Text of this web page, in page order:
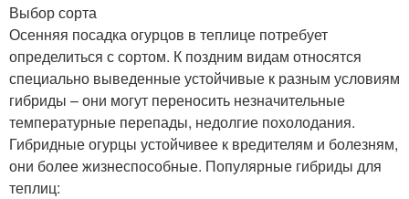
Выбор сорта
Осенняя посадка огурцов в теплице потребует
определиться с сортом. К поздним видам относятся
специально выведенные устойчивые к разным условиям
гибриды – они могут переносить незначительные
температурные перепады, недолгие похолодания.
Гибридные огурцы устойчивее к вредителям и болезням,
они более жизнеспособные. Популярные гибриды для
теплиц: